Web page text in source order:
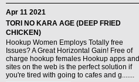
Apr 11 2021
TORI NO KARA AGE (DEEP FRIED
CHICKEN)
Hookup Women Employs Totally free
Issues? A Great Horizontal Gain! Free of
charge hookup females Hookup apps and
sites on the web is the perfect solution if
you're tired with going to cafes and g.......